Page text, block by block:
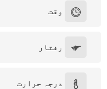
وقت
رفتار
درجہ حرارت